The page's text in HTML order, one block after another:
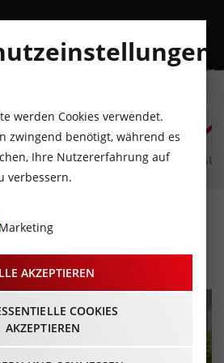
SA
8
AUGUST
SO
9
AUGUST
MO
10
AUGUST
Shopping
- Beginn 15:00 Uhr
werden Cookies verwendet.
zwingend benötigt, während es
Ihre Nutzererfahrung auf
verbessern.
Marketing
AKZEPTIEREN
COOKIES
AKZEPTIEREN